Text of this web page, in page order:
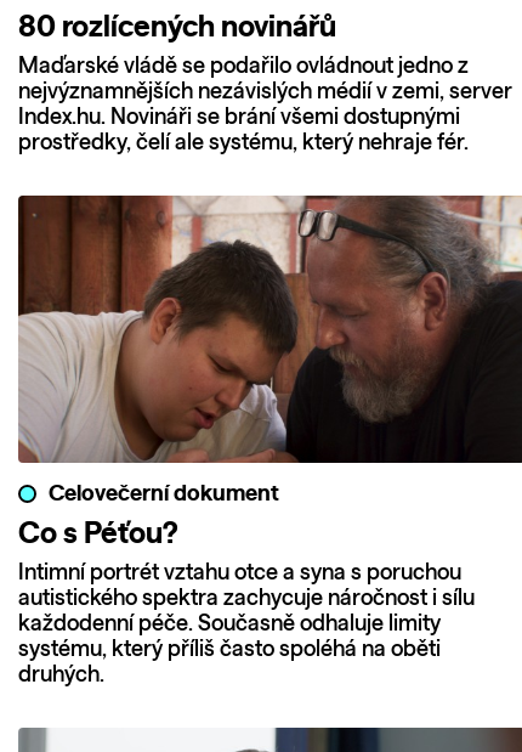
80 rozlícených novinářů
Maďarské vládě se podařilo ovládnout jedno z
nejvýznamnějších nezávislých médií v zemi, server
Index.hu. Novináři se brání všemi dostupnými
prostředky, čelí ale systému, který nehraje fér.
Celovečerní dokument
Co s Péťou?
Intimní portrét vztahu otce a syna s poruchou
autistického spektra zachycuje náročnost i sílu
každodenní péče. Současně odhaluje limity
systému, který příliš často spoléhá na oběti
druhých.